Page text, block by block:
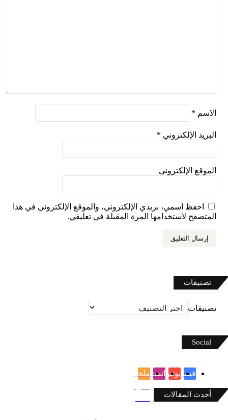
الاسم *
البريد الإلكتروني *
الموقع الإلكتروني
احفظ اسمي، بريدي الإلكتروني، والموقع الإلكتروني في هذا
المتصفح لاستخدامها المرة المقبلة في تعليقي.
تصنيفات
تصنيفات
Social
فيسبوكيوتيوبانستقرام
ملخص
أحدث المقالات